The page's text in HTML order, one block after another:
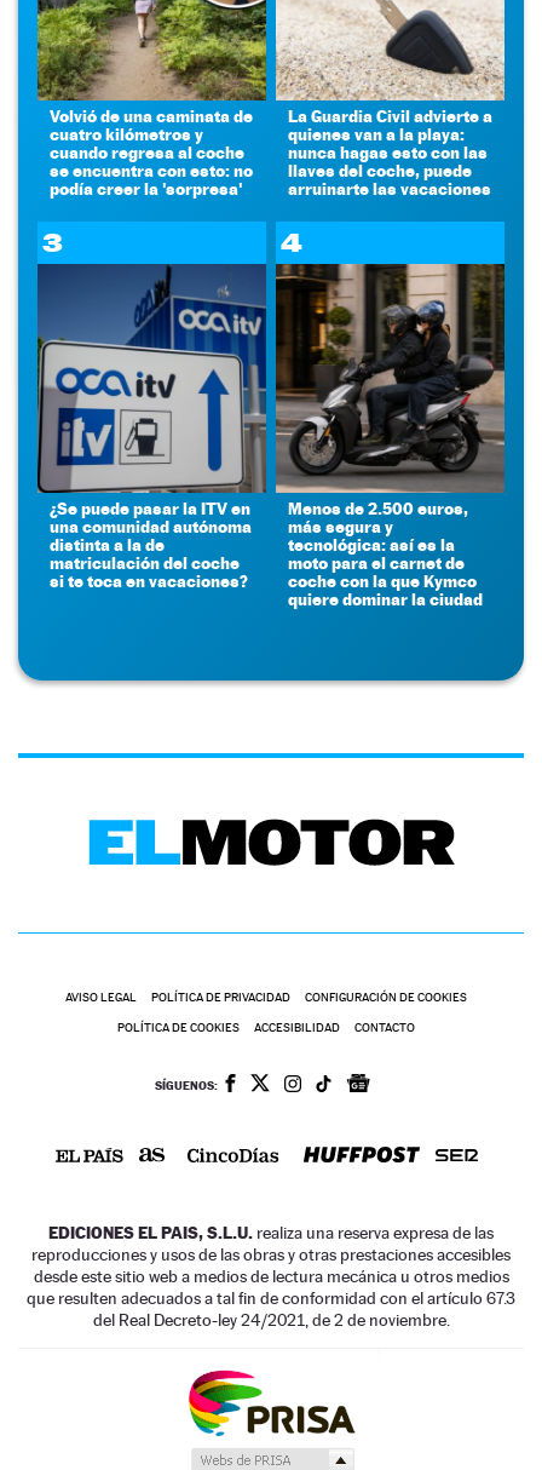
Volvió de una caminata de
cuatro kilómetros y
cuando regresa al coche
se encuentra con esto: no
podía creer la 'sorpresa'
La Guardia Civil advierte a
quienes van a la playa:
nunca hagas esto con las
llaves del coche, puede
arruinarte las vacaciones
3
¿Se puede pasar la ITV en
una comunidad autónoma
distinta a la de
matriculación del coche
si te toca en vacaciones?
4
Menos de 2.500 euros,
más segura y
tecnológica: así es la
moto para el carnet de
coche con la que Kymco
quiere dominar la ciudad
AVISO LEGAL POLÍTICA DE PRIVACIDAD CONFIGURACIÓN DE COOKIES
POLÍTICA DE COOKIES ACCESIBILIDAD CONTACTO
SÍGUENOS:
EDICIONES EL PAIS, S.L.U. realiza una reserva expresa de las
reproducciones y usos de las obras y otras prestaciones accesibles
desde este sitio web a medios de lectura mecánica u otros medios
que resulten adecuados a tal fin de conformidad con el artículo 67.3
del Real Decreto-ley 24/2021, de 2 de noviembre.